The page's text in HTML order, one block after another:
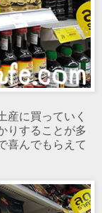
産に買っていく
りすることが多
喜んでもらえて